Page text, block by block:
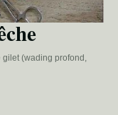
gilet (wading profond,